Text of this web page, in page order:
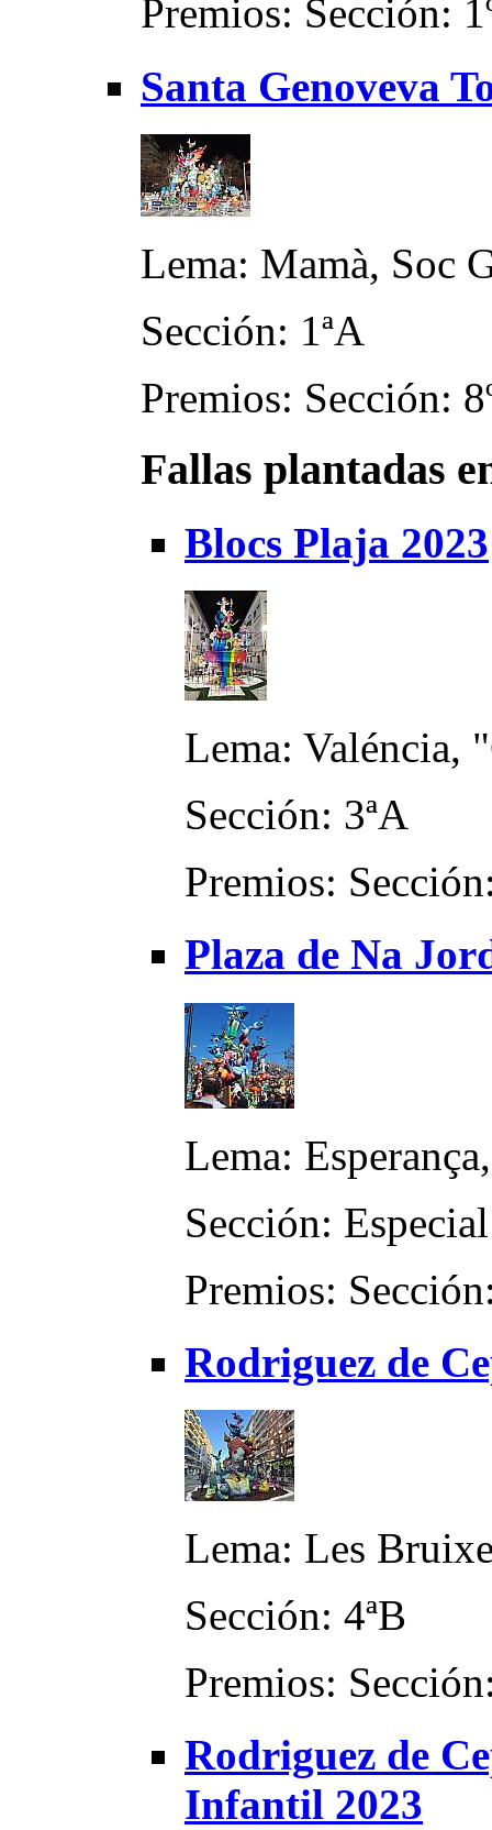
Premios: Sección:
Santa Genoveva
Lema: Mamà, Soc
Sección: 1ªA
Premios: Sección:
Fallas plantadas
Blocs Plaja 2023
Lema: Valéncia,
Sección: 3ªA
Premios:
Plaza de Na
Lema:
Sección: Especial
Premios:
Rodriguez de
Lema: Les
Sección: 4ªB
Premios:
Rodriguez de
Infantil 2023